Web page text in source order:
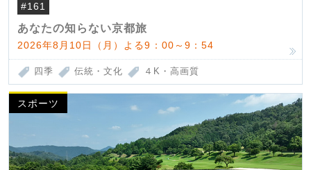
#161
あなたの知らない京都旅
2026年8月10日（月）よる9：00～9：54
四季 伝統・文化 ４K・高画質
スポーツ